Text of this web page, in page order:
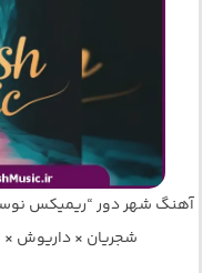
آهنگ شهر دور “ریمیکس
شجریان × داریوش